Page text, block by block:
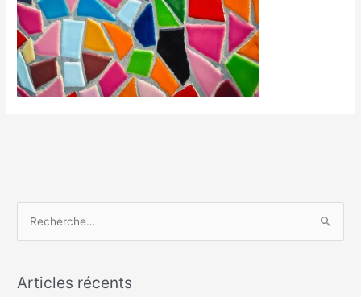
hArticles récents